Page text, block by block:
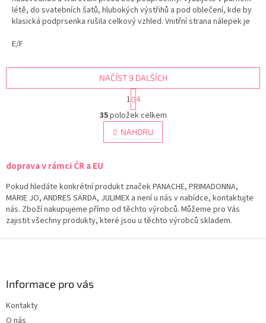
hvězdiček.
létě, do svatebních šatů, hlubokých výstřihů a pod oblečení, kde by
klasická podprsenka rušila celkový vzhled. Vnitřní strana nálepek je
E/F
O
v
l
á
í
p
r
v
NAČÍST 9 DALŠÍCH
S
t
r
á
n
k
n
í
1 4
35položek celkem
NAHORU
doprava v rámci ČR a EU
Pokud hledáte konkrétní produkt značek PANACHE, PRIMADONNA,
MARIE JO, ANDRES SARDA, JULIMEX a není u nás v nabídce, kontaktujte
nás. Zboží nakupujeme přímo od těchto výrobců. Můžeme pro Vás
zajistit všechny produkty, které jsou u těchto výrobců skladem.
Informace pro vás
Kontakty